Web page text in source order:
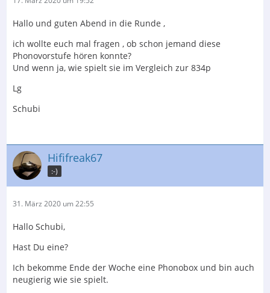
Hallo und guten Abend in die Runde ,
ich wollte euch mal fragen , ob schon jemand diese
Phonovorstufe hören konnte?
Und wenn ja, wie spielt sie im Vergleich zur 834p
Lg
Schubi
Hififreak67
:-)
31. März 2020 um 22:55
Hallo Schubi,
Hast Du eine?
Ich bekomme Ende der Woche eine Phonobox und bin auch
neugierig wie sie spielt.